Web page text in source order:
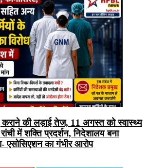
कराने की लड़ाई तेज, 11 अगस्त को स्वास्थ्य
में शक्ति प्रदर्शन, निदेशालय बना
एसोसिएशन का गंभीर आरोप